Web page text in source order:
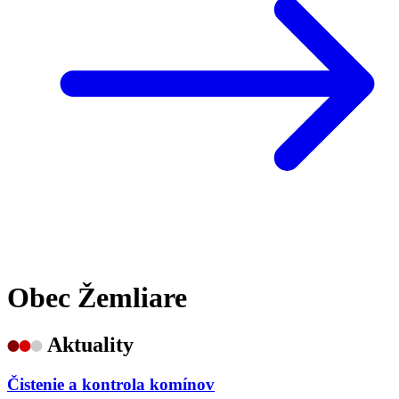
Obec Žemliare
Aktuality
Čistenie a kontrola komínov